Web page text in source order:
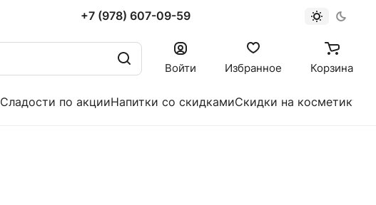
+7 (978) 607-09-59
Войти Избранное Корзина
Сладости по акцииНапитки со скидкамиСкидки на косметику